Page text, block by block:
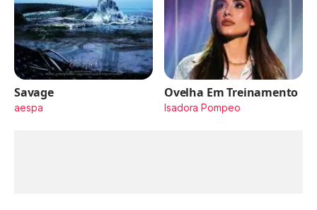
Savage
aespa
Ovelha Em Treinamento
Isadora Pompeo